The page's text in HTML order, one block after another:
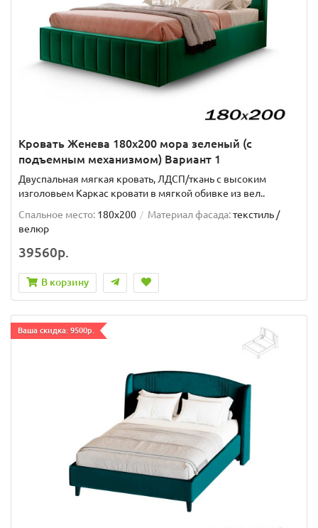
Кровать Женева 180х200 мора зеленый (с
подъемным механизмом) Вариант 1
Двуспальная мягкая кровать, ЛДСП/ткань с высоким
изголовьем Каркас кровати в мягкой обивке из вел..
Спальное место: 180x200 Материал фасада:текстиль /
велюр
39560р.
В корзину
Ваша скидка: 9500р.